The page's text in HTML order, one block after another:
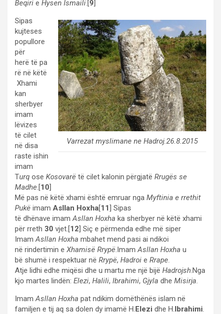
Beqiri e Hysen Ismaili.[9]
Varrezat myslimane ne Hadroj.26.8.2015
Sipas
kujteses
popullore
për
herë të pa
rë në këtë
Xhami
kan
sherbyer
imam
lëvizes
të cilet
në disa
raste ishin
imam
Turq ose Kosovarë të cilet kalonin përgjatë Rrugës se
Madhe.[10]
Më pas në këtë xhami është emruar nga Myftinia e rrethit
Pukë imam Asllan Hoxha[11] Sipas
të dhënave imamAsllan Hoxha ka sherbyer në këtë xhami
për rreth 30 vjet.[12] Siç e përmenda edhe më siper
ImamAsllan Hoxha mbahet mend pasi ai ndikoi
në rindertimin e Xhamisë Rrypë.ImamAsllan Hoxha u
bë shumë i respektuar në Rrypë, Hadroi e Rrape.
Atje lidhi edhe miqësi dhe u martu me një bijë Hadrojsh.Nga
kjo martes lindën: Elezi, Halili, Ibrahimi, Gjyla dhe Misirja.
ImamAsllan Hoxha pat ndikim domëthënës islam në
familjen e tij aq sa dolen dy imamë H.Elezi dhe H.Ibrahimi.